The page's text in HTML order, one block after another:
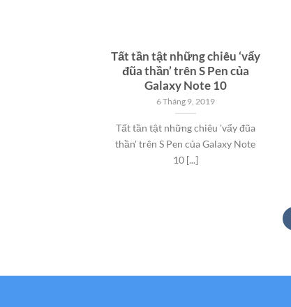
Tất tần tật những chiêu ‘vẩy
đũa thần’ trên S Pen của
Galaxy Note 10
6 Tháng 9, 2019
Tất tần tật những chiêu 'vẩy đũa
thần' trên S Pen của Galaxy Note
10 [...]